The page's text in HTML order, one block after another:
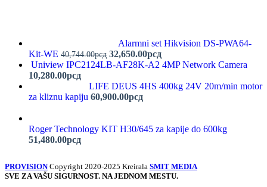
Alarmni set Hikvision DS-PWA64-
Kit-WE 40,744.00рсд 32,650.00рсд
Uniview IPC2124LB-AF28K-A2 4MP Network Camera
10,280.00рсд
LIFE DEUS 4HS 400kg 24V 20m/min motor
za kliznu kapiju 60,900.00рсд
Roger Technology KIT H30/645 za kapije do 600kg
51,480.00рсд
PROVISIONCopyright 2020-2025 Kreirala SMIT MEDIA
SVE ZA VAŠU SIGURNOST. NA JEDNOM MESTU.